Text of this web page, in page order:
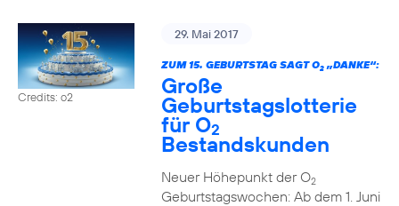
Credits: o2
29. Mai 2017
ZUM 15. GEBURTSTAG SAGT O2„DANKE“:
Große
Geburtstagslotterie
für O2
Bestandskunden
Neuer Höhepunkt der O2
Geburtstagswochen: Ab dem 1. Juni